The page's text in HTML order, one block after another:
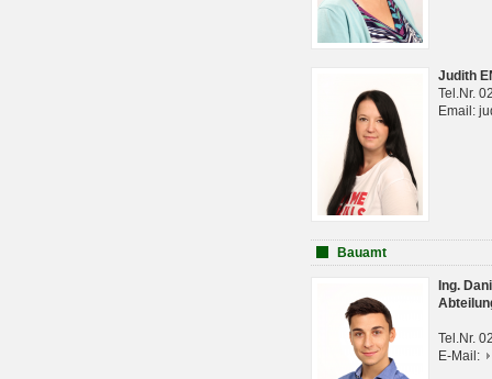
Judith
Tel.Nr.
Email:
Bauamt
Ing.
Tel.Nr.
E-Mail: